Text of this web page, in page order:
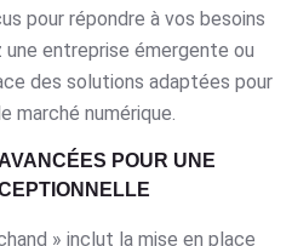
pour répondre à vos besoins
entreprise émergente ou
des solutions adaptées pour
marché numérique.
POUR UNE
» inclut la mise en place